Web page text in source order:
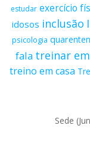
estudar exercício
idosos inclusão
psicologia
fala treinar
treino em casa
Sede